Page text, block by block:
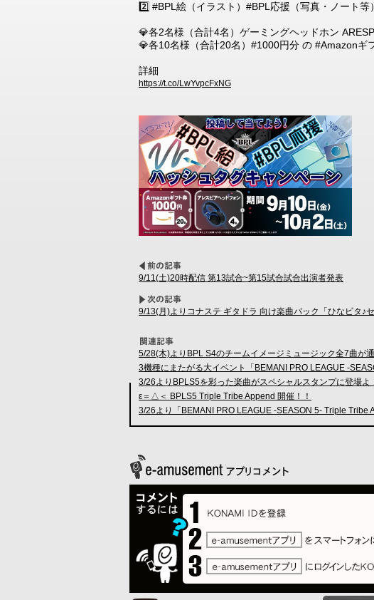
2️⃣ #BPL絵（イラスト）#BPL応援（写真・ノート等
💎各2名様（合計4名）ゲーミングヘッドホン
💎各10名様（合計20名）#1000円分 の #Amazonギ
詳細
https://t.co/LwYvpcFxNG
9/11(土)20時配信 第13試合~第15試合試合出演者発表
9/13(月)よりコナステ ギタドラ 向け楽曲パック「ひなビタ♪
5/28(木)よりBPL S4のチームイメージミュージック全7曲が
3機種にまたがる大イベント「BEMANI PRO LEAGUE -
3/26よりBPLS5を彩った楽曲がスペシャルスタンプに登場よ
ε＝△＜ BPLS5 Triple Tribe Append 開催！！
3/26より「BEMANI PRO LEAGUE -SEASON 5- Triple Tribe